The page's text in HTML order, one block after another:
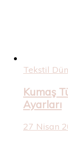
Tekstil
Kumaş
Ayarları
27 Nisan